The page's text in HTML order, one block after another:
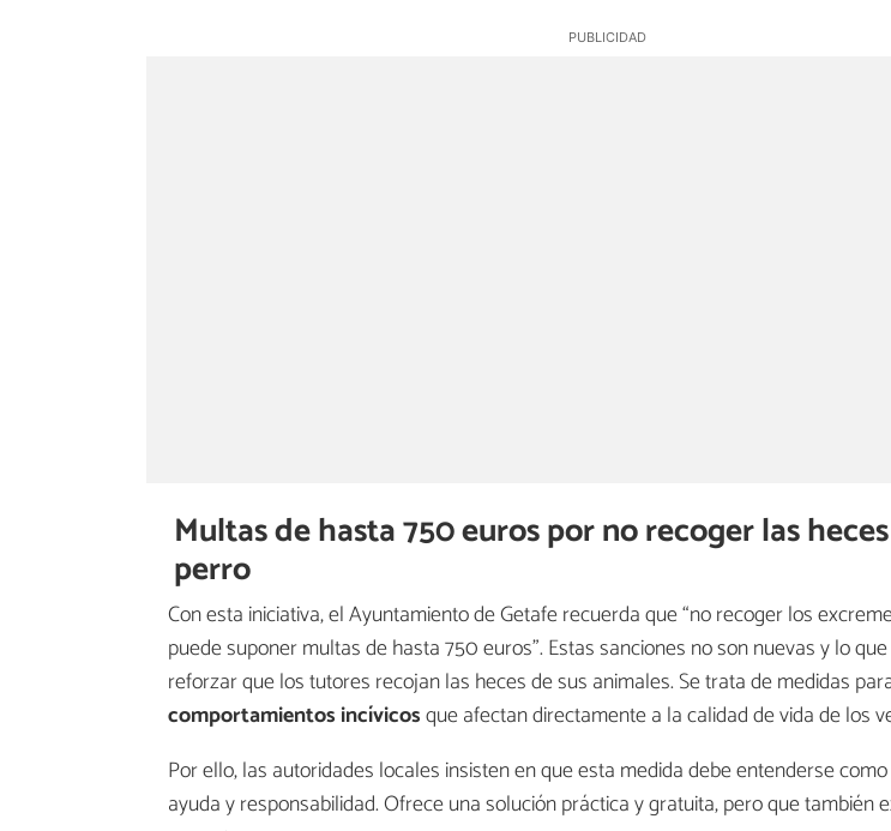
Multas de hasta 750 euros por no recoger las
perro
Con esta iniciativa, el Ayuntamiento de Getafe recuerda que “no recoger los
puede suponer multas de hasta 750 euros”. Estas sanciones no son nuevas y lo
reforzar que los tutores recojan las heces de sus animales. Se trata de medidas
comportamientos incívicosque afectan directamente a la calidad de vida de los
Por ello, las autoridades locales insisten en que esta medida debe entenderse
ayuda y responsabilidad. Ofrece una solución práctica y gratuita, pero que también